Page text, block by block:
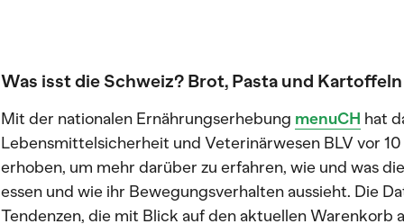
Was isst die Schweiz? Brot, Pasta und
Mit der nationalen Ernährungserhebung menuCH hat
Lebensmittelsicherheit und Veterinärwesen BLV vor
erhoben, um mehr darüber zu erfahren, wie und was
essen und wie ihr Bewegungsverhalten aussieht. Die
Tendenzen, die mit Blick auf den aktuellen Warenkorb